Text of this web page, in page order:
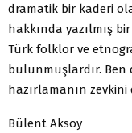
dramatik bir kaderi
hakkında yazılmış
Türk folklor ve
bulunmuşlardır. Ben
hazırlamanın zevkini
Bülent Aksoy